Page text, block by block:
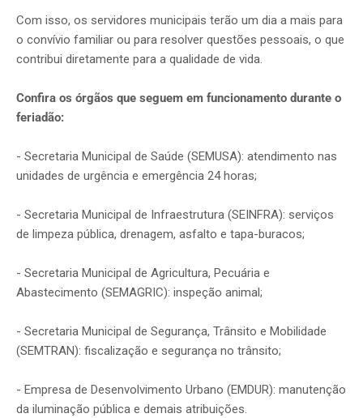
Com isso, os servidores municipais terão um dia a mais para
o convívio familiar ou para resolver questões pessoais, o que
contribui diretamente para a qualidade de vida.
Confira os órgãos que seguem em funcionamento durante o
feriadão:
- Secretaria Municipal de Saúde (SEMUSA): atendimento nas
unidades de urgência e emergência 24 horas;
- Secretaria Municipal de Infraestrutura (SEINFRA): serviços
de limpeza pública, drenagem, asfalto e tapa-buracos;
- Secretaria Municipal de Agricultura, Pecuária e
Abastecimento (SEMAGRIC): inspeção animal;
- Secretaria Municipal de Segurança, Trânsito e Mobilidade
(SEMTRAN): fiscalização e segurança no trânsito;
- Empresa de Desenvolvimento Urbano (EMDUR): manutenção
da iluminação pública e demais atribuições.